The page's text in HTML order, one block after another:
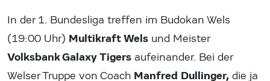
In der 1. Bundesliga treffen im Budokan Wels
(19:00 Uhr) Multikraft Wels und Meister
Volksbank Galaxy Tigers aufeinander. Bei der
Welser Truppe von Coach Manfred Dullinger, die ja